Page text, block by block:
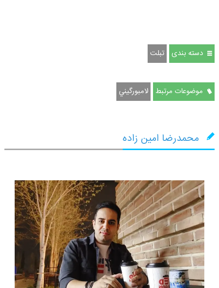
دسته بندی تبلت
موضوعات مرتبط لامبورگيني
محمدرضا امین زاده